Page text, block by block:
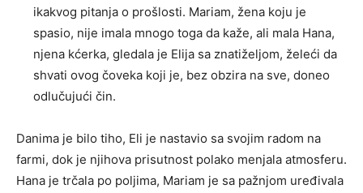
ikakvog pitanja o prošlosti. Mariam, žena koju je
spasio, nije imala mnogo toga da kaže, ali mala Hana,
njena kćerka, gledala je Elija sa znatiželjom, želeći da
shvati ovog čoveka koji je, bez obzira na sve, doneo
odlučujući čin.
Danima je bilo tiho, Eli je nastavio sa svojim radom na
farmi, dok je njihova prisutnost polako menjala atmosferu.
Hana je trčala po poljima, Mariam je sa pažnjom uređivala